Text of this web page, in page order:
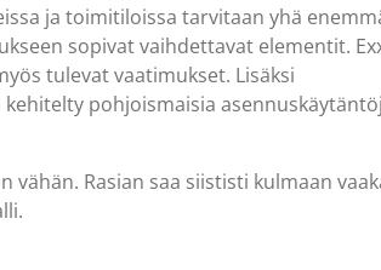
ja toimitiloissa tarvitaan yhä
sopivat vaihdettavat elementit.
tulevat vaatimukset. Lisäksi
pohjoismaisia
Rasian saa siististi kulmaan